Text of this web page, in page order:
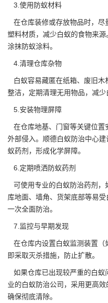
3.使用防蚁材料
在仓库装修或存放物品时，尽
塑料材质，减少白蚁的食物来
涂抹防蚁涂料。
4.清理仓库杂物
白蚁容易藏匿在纸箱、废旧木
整洁，定期清理无用物品，减少
5.安装物理屏障
在仓库地基、门窗等关键位置
外部侵入。顺德白蚁防治中心
蚁药剂，形成化学屏障。
6.定期喷洒防蚁药剂
可使用专业的白蚁防治药剂，
库地面、墙角、货架底部等易受
一次全面防治。
7.监控与早期发现
在仓库内设置白蚁监测装置
即采取灭杀措施，防止扩散。
如果仓库已出现较严重的白蚁
业的白蚁防治公司，采用更高效
确保彻底清除。